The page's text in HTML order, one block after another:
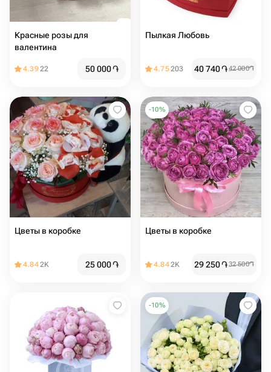
Красные розы для
валентина
4.3922 50 000֏
Пылкая Любовь
4.75203 40 740֏42 000֏
Цветы в коробке
4.842K 25 000֏
-10%
Цветы в коробке
4.842K 29 250֏32 500֏
-10%